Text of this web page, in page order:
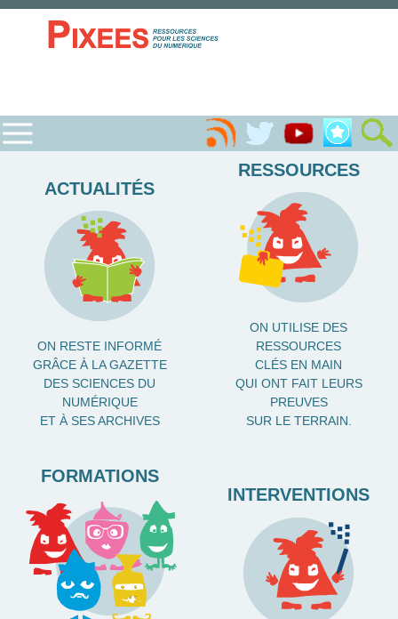
ACTUALITÉS
ON RESTE INFORMÉ
GRÂCE À LA GAZETTE
DES SCIENCES DU
NUMÉRIQUE
ET À SES ARCHIVES
RESSOURCES
ON UTILISE DES
RESSOURCES
CLÉS EN MAIN
QUI ONT FAIT LEURS
PREUVES
SUR LE TERRAIN.
FORMATIONS
INTERVENTIONS